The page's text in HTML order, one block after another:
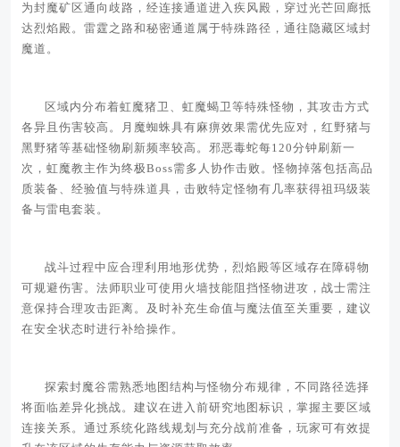
为封魔矿区通向歧路，经连接通道进入疾风殿，穿过光芒回廊抵
达烈焰殿。雷霆之路和秘密通道属于特殊路径，通往隐藏区域封
魔道。
区域内分布着虹魔猪卫、虹魔蝎卫等特殊怪物，其攻击方式
各异且伤害较高。月魔蜘蛛具有麻痹效果需优先应对，红野猪与
黑野猪等基础怪物刷新频率较高。邪恶毒蛇每120分钟刷新一
次，虹魔教主作为终极Boss需多人协作击败。怪物掉落包括高品
质装备、经验值与特殊道具，击败特定怪物有几率获得祖玛级装
备与雷电套装。
战斗过程中应合理利用地形优势，烈焰殿等区域存在障碍物
可规避伤害。法师职业可使用火墙技能阻挡怪物进攻，战士需注
意保持合理攻击距离。及时补充生命值与魔法值至关重要，建议
在安全状态时进行补给操作。
探索封魔谷需熟悉地图结构与怪物分布规律，不同路径选择
将面临差异化挑战。建议在进入前研究地图标识，掌握主要区域
连接关系。通过系统化路线规划与充分战前准备，玩家可有效提